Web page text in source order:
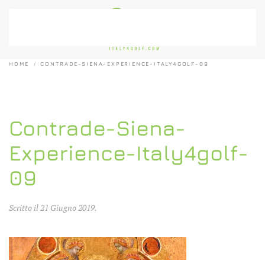
HOME CONTRADE-SIENA-EXPERIENCE-ITALY4GOLF-09
Contrade-Siena-
Experience-Italy4golf-
09
Scritto il21 Giugno 2019.